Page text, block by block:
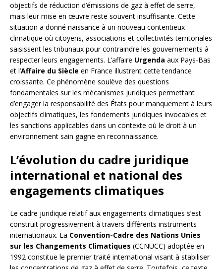
objectifs de réduction d’émissions de gaz à effet de serre,
mais leur mise en œuvre reste souvent insuffisante. Cette
situation a donné naissance à un nouveau contentieux
climatique où citoyens, associations et collectivités territoriales
saisissent les tribunaux pour contraindre les gouvernements à
respecter leurs engagements. L’affaire Urgenda aux Pays-Bas
et l’Affaire du Siècle en France illustrent cette tendance
croissante. Ce phénomène soulève des questions
fondamentales sur les mécanismes juridiques permettant
d’engager la responsabilité des États pour manquement à leurs
objectifs climatiques, les fondements juridiques invocables et
les sanctions applicables dans un contexte où le droit à un
environnement sain gagne en reconnaissance.
L’évolution du cadre juridique
international et national des
engagements climatiques
Le cadre juridique relatif aux engagements climatiques s’est
construit progressivement à travers différents instruments
internationaux. La Convention-Cadre des Nations Unies
sur les Changements Climatiques (CCNUCC) adoptée en
1992 constitue le premier traité international visant à stabiliser